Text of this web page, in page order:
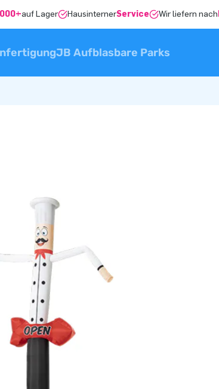
auf Lager HausinternerService Wir liefern nach
JB Aufblasbare Parks